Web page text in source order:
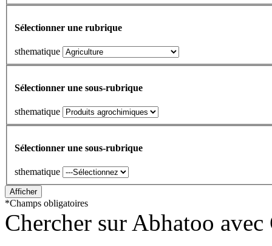
Sélectionner une rubrique
sthematique
Sélectionner une sous-rubrique
sthematique
Sélectionner une sous-rubrique
sthematique
*Champs obligatoires
Chercher sur Abhatoo